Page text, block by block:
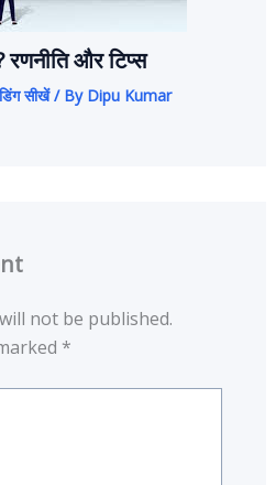
रणनीति और टिप्स
सीखें/ By Dipu Kumar
not be published.
*